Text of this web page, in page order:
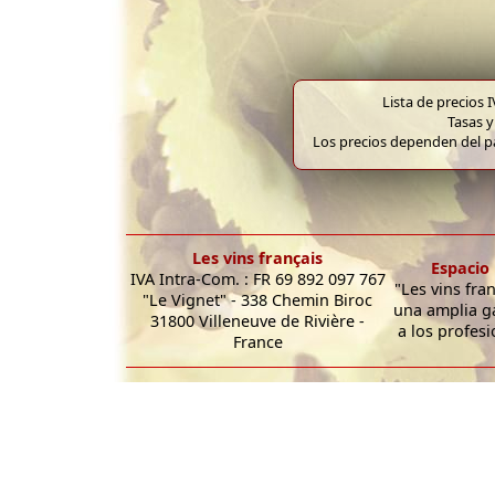
Lista de precios
Tasas
Los precios dependen del
Les vins français
IVA Intra-Com. : FR 69 892 097 767
"Le Vignet" - 338 Chemin Biroc
31800 Villeneuve de Rivière -
France
"Les vins
una amplia
a los